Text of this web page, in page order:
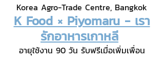
Korea Agro-Trade Centre, Bangkok
K Food × Piyomaru - เรา
รักอาหารเกาหลี
อายุใช้งาน 90 วัน รับฟรีเมื่อเพิ่มเพื่อน